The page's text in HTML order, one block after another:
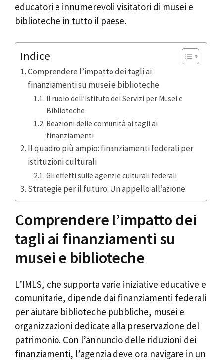
educatori e innumerevoli visitatori di musei e
biblioteche in tutto il paese.
Indice
Comprendere l’impatto dei tagli ai
finanziamenti su musei e biblioteche
Il ruolo dell’Istituto dei Servizi per Musei e
Biblioteche
Reazioni delle comunità ai tagli ai
finanziamenti
Il quadro più ampio: finanziamenti federali per
istituzioni culturali
Gli effetti sulle agenzie culturali federali
Strategie per il futuro: Un appello all’azione
Comprendere l’impatto dei
tagli ai finanziamenti su
musei e biblioteche
L’IMLS, che supporta varie iniziative educative e
comunitarie, dipende dai finanziamenti federali
per aiutare biblioteche pubbliche, musei e
organizzazioni dedicate alla preservazione del
patrimonio. Con l’annuncio delle riduzioni dei
finanziamenti, l’agenzia deve ora navigare in un